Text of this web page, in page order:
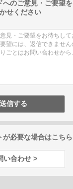
へのご意見・ご要望を
せください
が必要な場合はこちら
い合わせ >